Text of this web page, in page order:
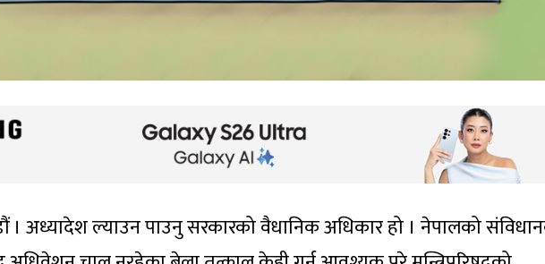
। अध्यादेश ल्याउन पाउनु सरकारको वैधानिक अधिकार हो । नेपालको